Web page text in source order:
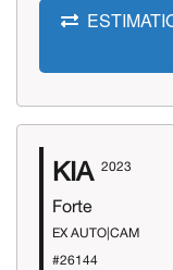
KIA 2023
Forte
EX AUTO|CAM
#26144